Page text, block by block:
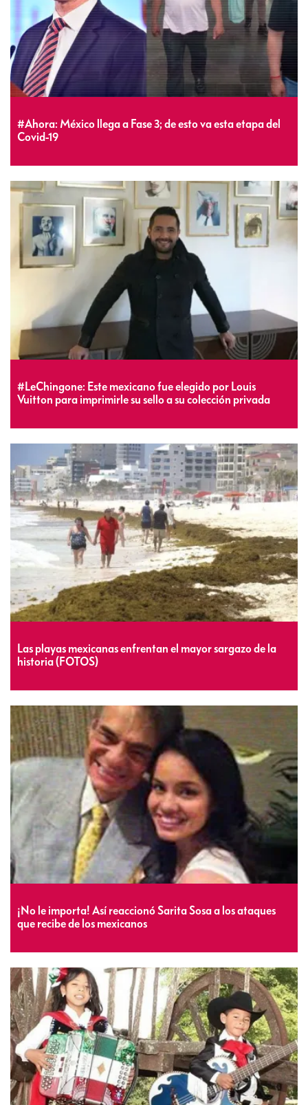
#Ahora: México llega a Fase 3; de esto va esta etapa del
Covid-19
#LeChingone: Este mexicano fue elegido por Louis
Vuitton para imprimirle su sello a su colección privada
Las playas mexicanas enfrentan el mayor sargazo de la
historia (FOTOS)
¡No le importa! Así reaccionó Sarita Sosa a los ataques
que recibe de los mexicanos